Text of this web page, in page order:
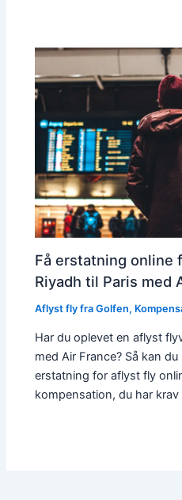
Få erstatning online
Riyadh til Paris med
Aflyst fly fra Golfen,
Har du oplevet en aflyst
med Air France? Så kan
erstatning for aflyst fly
kompensation, du har